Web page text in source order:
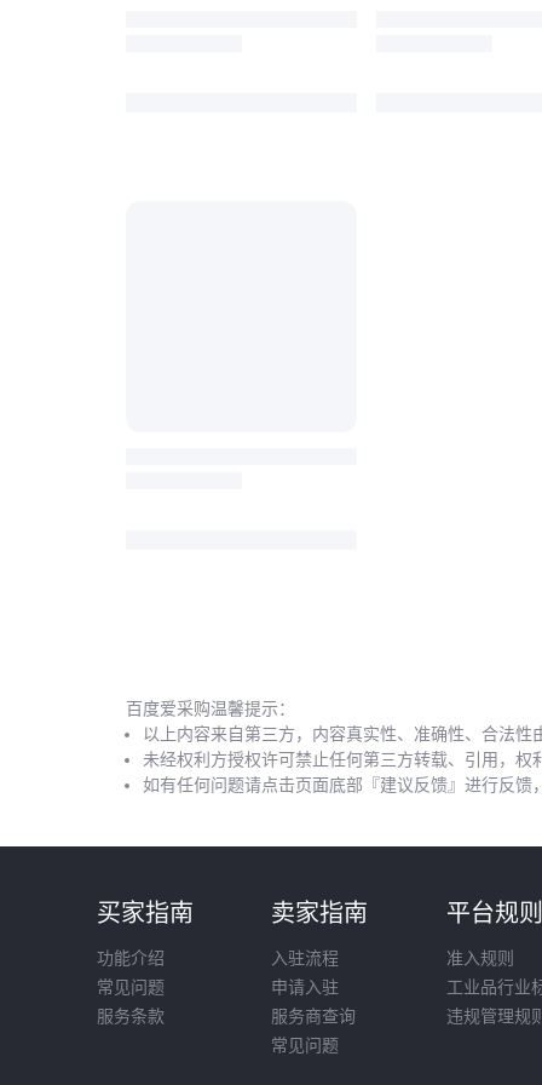
百度爱采购温馨提示：
以上内容来自第三方，内容真实性、准确性、合法
未经权利方授权许可禁止任何第三方转载、引用，权
如有任何问题请点击页面底部『建议反馈』进行反馈
买家指南
功能介绍
常见问题
服务条款
卖家指南
入驻流程
申请入驻
服务商查询
常见问题
平台规则
准入规则
工业品行业
违规管理规